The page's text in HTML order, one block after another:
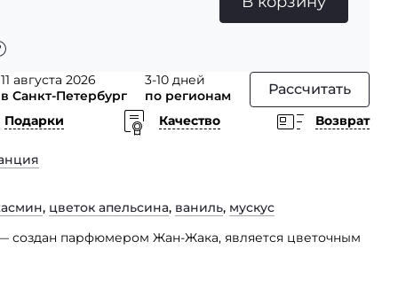
11 августа 2026
в Санкт-Петербург
3-10 дней
по регионам
Рассчитать
Подарки Качество
Возврат
, цветок апельсина, ваниль, мускус
создан парфюмером Жан-Жака, является цветочным
о времени, когда пробиваются первые